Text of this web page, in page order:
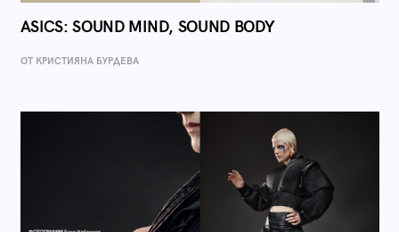
ASICS: SOUND MIND, SOUND BODY
ОТ КРИСТИЯНА БУРДЕВА